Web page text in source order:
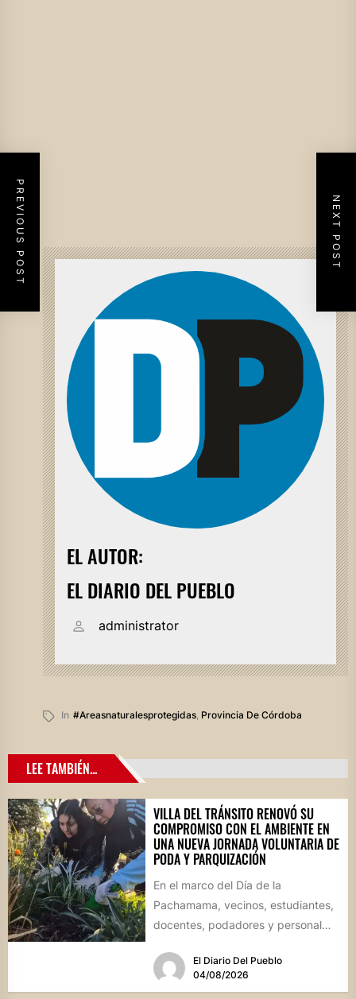
EL AUTOR:
EL DIARIO DEL PUEBLO
administrator
In #areasnaturalesprotegidas, Provincia De Córdoba
PREVIOUS POST NEXT POST
LEE TAMBIÉN...
VILLA DEL TRÁNSITO RENOVÓ SU
COMPROMISO CON EL AMBIENTE EN
UNA NUEVA JORNADA VOLUNTARIA DE
PODA Y PARQUIZACIÓN
En el marco del Día de la
Pachamama, vecinos, estudiantes,
docentes, podadores y personal
de...
El Diario Del Pueblo
04/08/2026